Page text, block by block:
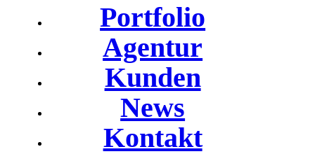
Portfolio
Agentur
Kunden
News
Kontakt